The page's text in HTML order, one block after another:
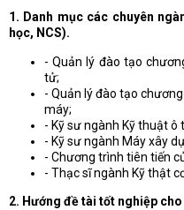
1. Danh mục các chuyên
học, NCS).
- Quản lý đào tạo
tử;
- Quản lý đào tạo
máy;
- Kỹ sư ngành Kỹ thuật ô
- Kỹ sư ngành Máy xây
- Chương trình tiên tiến
- Thạc sĩ ngành Kỹ thật
2. Hướng đề tài tốt nghiệp